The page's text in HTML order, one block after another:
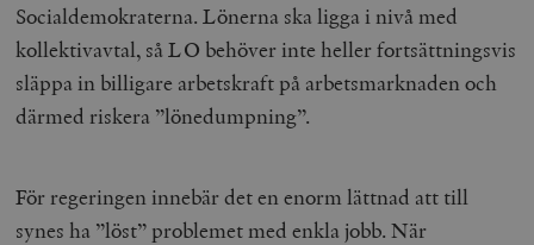
Socialdemokraterna. Lönerna ska ligga i nivå med
kollektivavtal, så LO behöver inte heller fortsättningsvis
släppa in billigare arbetskraft på arbetsmarknaden och
därmed riskera ”lönedumpning”.
För regeringen innebär det en enorm lättnad att till
synes ha ”löst” problemet med enkla jobb. När